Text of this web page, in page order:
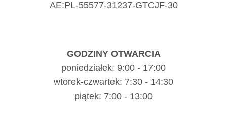
AE:PL-55577-31237-GTCJF-30
GODZINY OTWARCIA
poniedziałek: 9:00 - 17:00
wtorek-czwartek: 7:30 - 14:30
piątek: 7:00 - 13:00